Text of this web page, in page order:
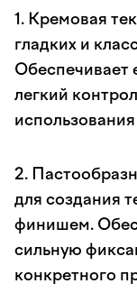
1. Кремовая
гладких и
Обеспечивает
легкий
2.
для создания
финишем.
сильную
конкретного